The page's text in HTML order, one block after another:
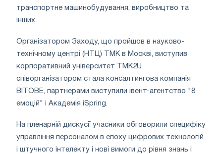
транспортне машинобудування, виробництво та
інших.
Організатором Заходу, що пройшов в науково-
технічному центрі (НТЦ) ТМК в Москві, виступив
корпоративний університет TMK2U.
співорганізатором стала консалтингова компанія
BITOBE, партнерами виступили івент-агентство "8
емоцій" і Академія iSpring.
На пленарній дискусії учасники обговорили специфіку
управління персоналом в епоху цифрових технологій
і штучного інтелекту і нові вимоги до рівня знань і